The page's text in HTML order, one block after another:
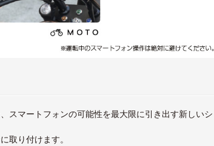
スマートフォンの可能性を最大限に引き出す新しいシ
取り付けます。